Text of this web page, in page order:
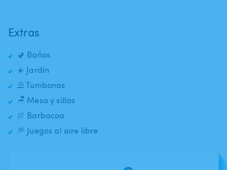
Extras
🚽 Baños
☀️ Jardín
⛱️ Tumbonas
🪑 Mesa y sillas
🍖 Barbacoa
🥏 Juegos al aire libre